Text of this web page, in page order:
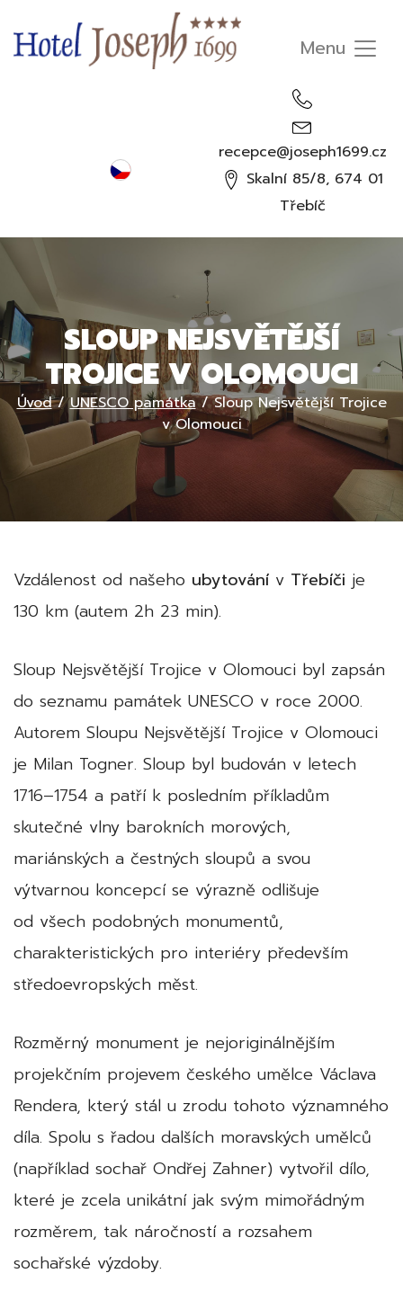
Čeština
Deutsch
recepce@joseph1699.cz
Skalní 85/8, 674 01
Třebíč
SLOUP NEJSVĚTĚJŠÍ
TROJICE V OLOMOUCI
Úvod / UNESCO památka / Sloup Nejsvětější Trojice
v Olomouci
Vzdálenost od našeho ubytování v Třebíči je
130 km (autem 2h 23 min).
Sloup Nejsvětější Trojice v Olomouci byl zapsán
do seznamu památek UNESCO v roce 2000.
Autorem Sloupu Nejsvětější Trojice v Olomouci
je Milan Togner. Sloup byl budován v letech
1716–1754 a patří k posledním příkladům
skutečné vlny barokních morových,
mariánských a čestných sloupů a svou
výtvarnou koncepcí se výrazně odlišuje
od všech podobných monumentů,
charakteristických pro interiéry především
středoevropských měst.
Rozměrný monument je nejoriginálnějším
projekčním projevem českého umělce Václava
Rendera, který stál u zrodu tohoto významného
díla. Spolu s řadou dalších moravských umělců
(například sochař Ondřej Zahner) vytvořil dílo,
které je zcela unikátní jak svým mimořádným
rozměrem, tak náročností a rozsahem
sochařské výzdoby.